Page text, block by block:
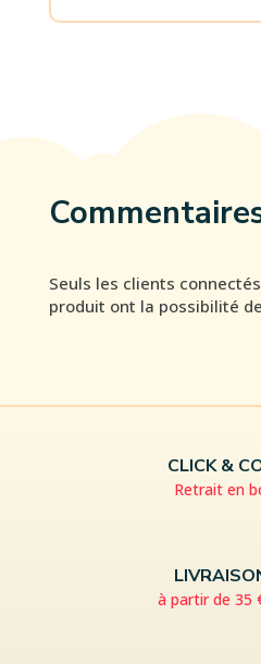
Seuls les clients
produit ont la possibilité
CLICK &
Retrait en
à partir de 35